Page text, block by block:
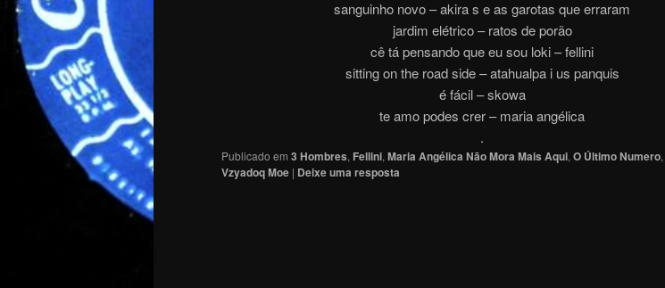
sanguinho novo – akira s e as garotas que erraram
jardim elétrico – ratos de porão
cê tá pensando que eu sou loki – fellini
sitting on the road side – atahualpa i us panquis
é fácil – skowa
te amo podes crer – maria angélica
.
Publicado em 3 Hombres, Fellini,Maria Angélica Não Mora Mais Aqui,O Último Numero,
Vzyadoq Moe | Deixe uma resposta